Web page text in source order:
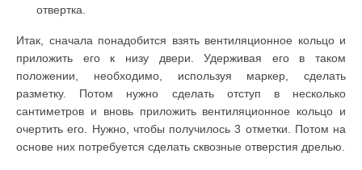
отвертка.
Итак, сначала понадобится взять вентиляционное кольцо и
приложить его к низу двери. Удерживая его в таком
положении, необходимо, используя маркер, сделать
разметку. Потом нужно сделать отступ в несколько
сантиметров и вновь приложить вентиляционное кольцо и
очертить его. Нужно, чтобы получилось 3 отметки. Потом на
основе них потребуется сделать сквозные отверстия дрелью.